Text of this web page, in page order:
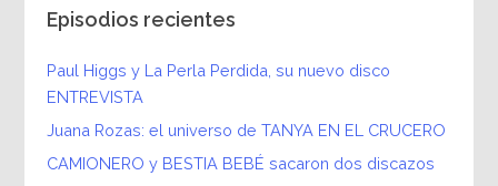
Episodios recientes
Paul Higgs y La Perla Perdida, su nuevo disco
ENTREVISTA
Juana Rozas: el universo de TANYA EN EL CRUCERO
CAMIONERO y BESTIA BEBÉ sacaron dos discazos